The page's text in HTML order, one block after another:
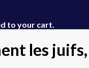
to your cart.
les